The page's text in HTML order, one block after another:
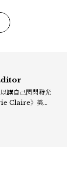
讓自己閃閃發光
Claire》美容
與私下愛用單
就愛上的神級好